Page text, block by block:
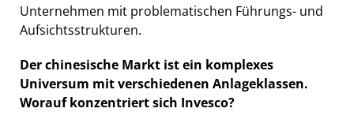
Unternehmen mit problematischen Führungs- und
Aufsichtsstrukturen.
Der chinesische Markt ist ein komplexes
Universum mit verschiedenen Anlageklassen.
Worauf konzentriert sich Invesco?